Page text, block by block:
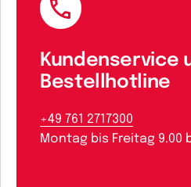
Kundenservice
Bestellhotline
+49 761 2717300
Montag bis Freitag 9.00